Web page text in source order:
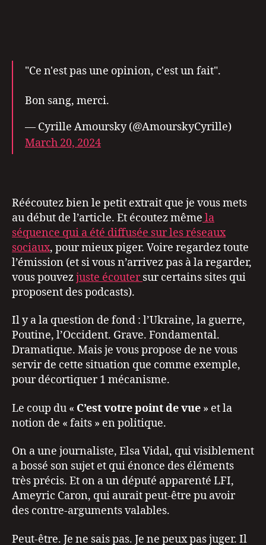
"Ce n'est pas une opinion, c'est un fait".
Bon sang, merci.
— Cyrille Amoursky (@AmourskyCyrille)
March 20, 2024
Réécoutez bien le petit extrait que je vous mets
au début de l’article. Et écoutez même la
séquence qui a été diffusée sur les réseaux
sociaux, pour mieux piger. Voire regardez toute
l’émission (et si vous n’arrivez pas à la regarder,
vous pouvezjuste écoutersur certains sites qui
proposent des podcasts).
Il y a la question de fond : l’Ukraine, la guerre,
Poutine, l’Occident. Grave. Fondamental.
Dramatique. Mais je vous propose de ne vous
servir de cette situation que comme exemple,
pour décortiquer 1 mécanisme.
Le coup du « C’est votre point de vue » et la
notion de « faits » en politique.
On a une journaliste, Elsa Vidal, qui visiblement
a bossé son sujet et qui énonce des éléments
très précis. Et on a un député apparenté LFI,
Ameyric Caron, qui aurait peut-être pu avoir
des contre-arguments valables.
Peut-être. Je ne sais pas. Je ne peux pas juger. Il